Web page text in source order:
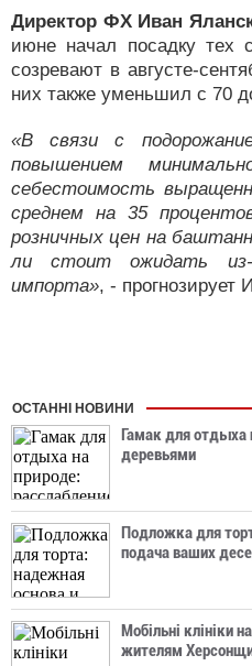
Директор ФХ Иван
июне начал посадку тех
созревают в августе-
них также уменьшил с 70
«В связи с
повышением
себестоимость
среднем на 35
розничных цен на
ли стоит ожидать из-
импорта», - прогнозирует
ОСТАННІ НОВИНИ
Гамак для отдыха
деревьями
Подложка для
подача ваших
Мобільні клініки
жителям